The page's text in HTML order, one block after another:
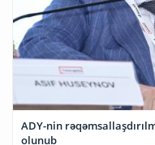
ADY-nin
olunub